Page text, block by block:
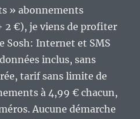
» abonnements
2 €), je viens de profiter
Sosh: Internet et SMS
inclus, sans
tarif sans limite de
à 4,99 € chacun,
Aucune démarche